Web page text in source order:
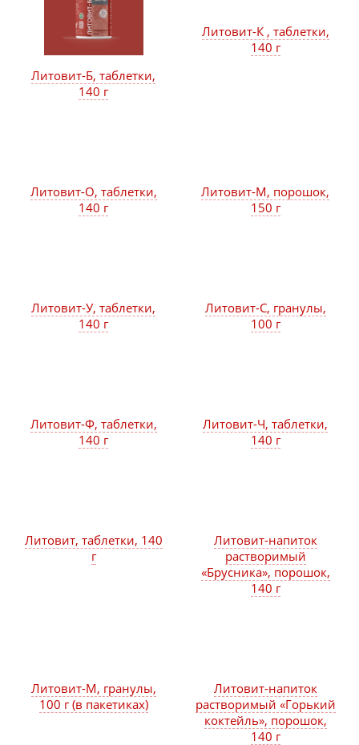
Литовит-Б, таблетки,
140 г
Литовит-К , таблетки,
140 г
Литовит-М, порошок,
150 г
Литовит-О, таблетки,
140 г
Литовит-С, гранулы,
100 г
Литовит-У, таблетки,
140 г
Литовит-Ф, таблетки,
140 г
Литовит-Ч, таблетки,
140 г
Литовит, таблетки, 140
г
Литовит-напиток
растворимый
«Брусника», порошок,
140 г
Литовит-напиток
растворимый «Горький
коктейль», порошок,
140 г
Литовит-М, гранулы,
100 г (в пакетиках)